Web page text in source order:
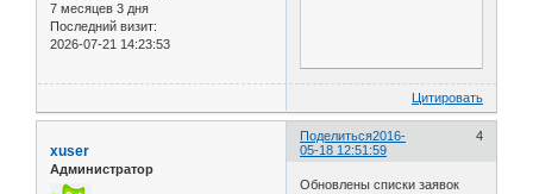
7 месяцев 3 дня
Последний визит:
2026-07-21 14:23:53
Цитировать
Поделиться 4
2016-
05-18 12:51:59
xuser
Администратор
Обновлены списки заявок